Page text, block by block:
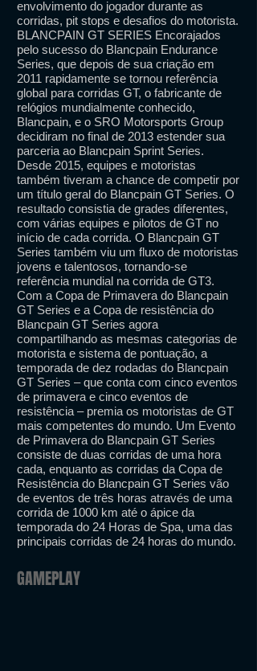
envolvimento do jogador durante as
corridas, pit stops e desafios do motorista.
BLANCPAIN GT SERIES Encorajados
pelo sucesso do Blancpain Endurance
Series, que depois de sua criação em
2011 rapidamente se tornou referência
global para corridas GT, o fabricante de
relógios mundialmente conhecido,
Blancpain, e o SRO Motorsports Group
decidiram no final de 2013 estender sua
parceria ao Blancpain Sprint Series.
Desde 2015, equipes e motoristas
também tiveram a chance de competir por
um título geral do Blancpain GT Series. O
resultado consistia de grades diferentes,
com várias equipes e pilotos de GT no
início de cada corrida. O Blancpain GT
Series também viu um fluxo de motoristas
jovens e talentosos, tornando-se
referência mundial na corrida de GT3.
Com a Copa de Primavera do Blancpain
GT Series e a Copa de resistência do
Blancpain GT Series agora
compartilhando as mesmas categorias de
motorista e sistema de pontuação, a
temporada de dez rodadas do Blancpain
GT Series – que conta com cinco eventos
de primavera e cinco eventos de
resistência – premia os motoristas de GT
mais competentes do mundo. Um Evento
de Primavera do Blancpain GT Series
consiste de duas corridas de uma hora
cada, enquanto as corridas da Copa de
Resistência do Blancpain GT Series vão
de eventos de três horas através de uma
corrida de 1000 km até o ápice da
temporada do 24 Horas de Spa, uma das
principais corridas de 24 horas do mundo.
GAMEPLAY